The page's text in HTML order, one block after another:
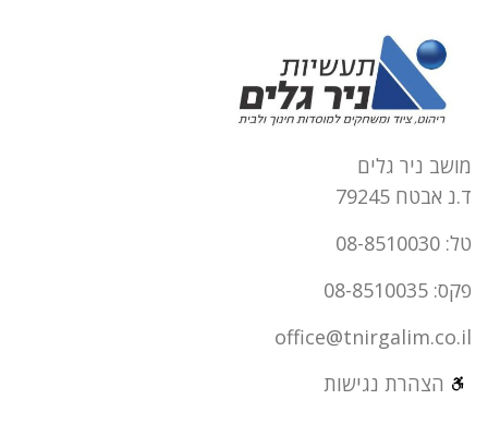
מושב ניר גלים
ד.נ אבטח 79245
טל: 08-8510030
פקס: 08-8510035
office@tnirgalim.co.il
הצהרת נגישות